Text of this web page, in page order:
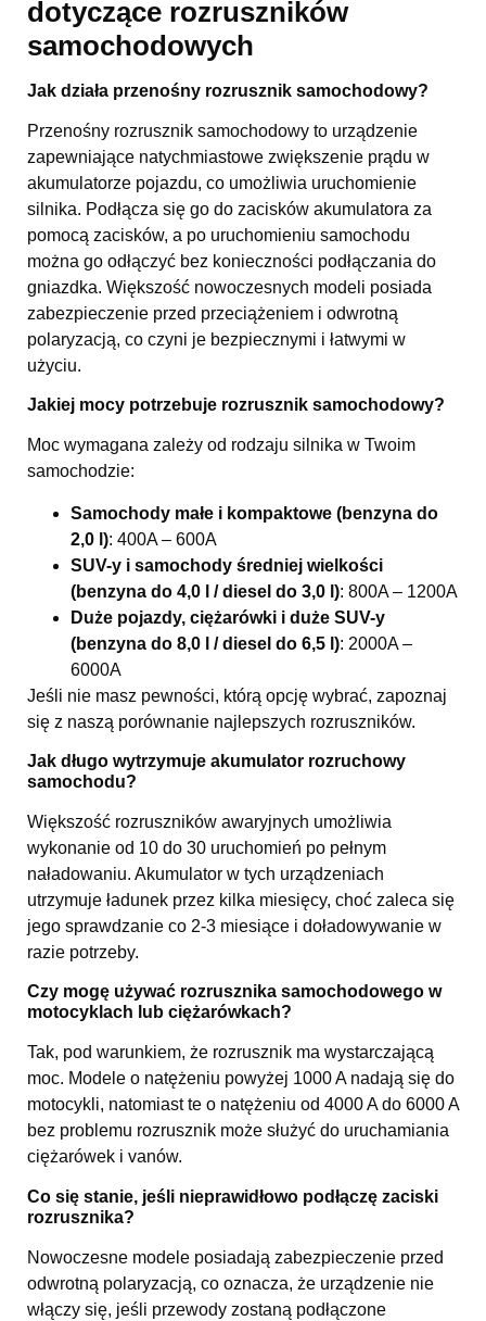
dotyczące rozruszników
samochodowych
Jak działa przenośny rozrusznik samochodowy?
Przenośny rozrusznik samochodowy to urządzenie
zapewniające natychmiastowe zwiększenie prądu w
akumulatorze pojazdu, co umożliwia uruchomienie
silnika. Podłącza się go do zacisków akumulatora za
pomocą zacisków, a po uruchomieniu samochodu
można go odłączyć bez konieczności podłączania do
gniazdka. Większość nowoczesnych modeli posiada
zabezpieczenie przed przeciążeniem i odwrotną
polaryzacją, co czyni je bezpiecznymi i łatwymi w
użyciu.
Jakiej mocy potrzebuje rozrusznik samochodowy?
Moc wymagana zależy od rodzaju silnika w Twoim
samochodzie:
Samochody małe i kompaktowe (benzyna do
2,0 l): 400A – 600A
SUV-y i samochody średniej wielkości
(benzyna do 4,0 l / diesel do 3,0 l): 800A – 1200A
Duże pojazdy, ciężarówki i duże SUV-y
(benzyna do 8,0 l / diesel do 6,5 l): 2000A –
6000A
Jeśli nie masz pewności, którą opcję wybrać, zapoznaj
się z naszą porównanie najlepszych rozruszników.
Jak długo wytrzymuje akumulator rozruchowy
samochodu?
Większość rozruszników awaryjnych umożliwia
wykonanie od 10 do 30 uruchomień po pełnym
naładowaniu. Akumulator w tych urządzeniach
utrzymuje ładunek przez kilka miesięcy, choć zaleca się
jego sprawdzanie co 2-3 miesiące i doładowywanie w
razie potrzeby.
Czy mogę używać rozrusznika samochodowego w
motocyklach lub ciężarówkach?
Tak, pod warunkiem, że rozrusznik ma wystarczającą
moc. Modele o natężeniu powyżej 1000 A nadają się do
motocykli, natomiast te o natężeniu od 4000 A do 6000 A
bez problemu rozrusznik może służyć do uruchamiania
ciężarówek i vanów.
Co się stanie, jeśli nieprawidłowo podłączę zaciski
rozrusznika?
Nowoczesne modele posiadają zabezpieczenie przed
odwrotną polaryzacją, co oznacza, że urządzenie nie
włączy się, jeśli przewody zostaną podłączone